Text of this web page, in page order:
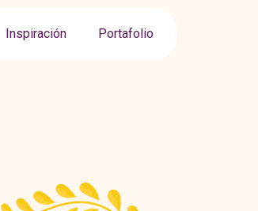
Inspiración Portafolio